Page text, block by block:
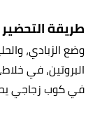
طريقة التحضير
وضع الزبادي،
البروتين، في
في كوب زجاجي